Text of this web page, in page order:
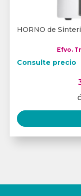
HORNO de
Efvo.
Consulte precio